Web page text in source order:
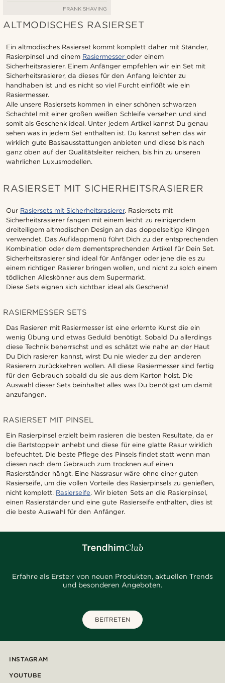
FRANK SHAVING
ALTMODISCHES RASIERSET
Ein altmodisches Rasierset kommt komplett daher mit Ständer,
Rasierpinsel und einem Rasiermesseroder einem
Sicherheitsrasierer. Einem Anfänger empfehlen wir ein Set mit
Sicherheitsrasierer, da dieses für den Anfang leichter zu
handhaben ist und es nicht so viel Furcht einflößt wie ein
Rasiermesser.
Alle unsere Rasiersets kommen in einer schönen schwarzen
Schachtel mit einer großen weißen Schleife versehen und sind
somit als Geschenk ideal. Unter jedem Artikel kannst Du genau
sehen was in jedem Set enthalten ist. Du kannst sehen das wir
wirklich gute Basisausstattungen anbieten und diese bis nach
ganz oben auf der Qualitätsleiter reichen, bis hin zu unseren
wahrlichen Luxusmodellen.
RASIERSET MIT SICHERHEITSRASIERER
Our Rasiersets mit Sicherheitsrasierer. Rasiersets mit
Sicherheitsrasierer fangen mit einem leicht zu reinigendem
dreiteiligem altmodischen Design an das doppelseitige Klingen
verwendet. Das Aufklappmenü führt Dich zu der entsprechenden
Kombination oder dem dementsprechenden Artikel für Dein Set.
Sicherheitsrasierer sind ideal für Anfänger oder jene die es zu
einem richtigen Rasierer bringen wollen, und nicht zu solch einem
tödlichen Alleskönner aus dem Supermarkt.
Diese Sets eignen sich sichtbar ideal als Geschenk!
RASIERMESSER SETS
Das Rasieren mit Rasiermesser ist eine erlernte Kunst die ein
wenig Übung und etwas Geduld benötigt. Sobald Du allerdings
diese Technik beherrschst und es schätzt wie nahe an der Haut
Du Dich rasieren kannst, wirst Du nie wieder zu den anderen
Rasierern zurückkehren wollen. All diese Rasiermesser sind fertig
für den Gebrauch sobald du sie aus dem Karton holst. Die
Auswahl dieser Sets beinhaltet alles was Du benötigst um damit
anzufangen.
RASIERSET MIT PINSEL
Ein Rasierpinsel erzielt beim rasieren die besten Resultate, da er
die Bartstoppeln anhebt und diese für eine glatte Rasur wirklich
befeuchtet. Die beste Pflege des Pinsels findet statt wenn man
diesen nach dem Gebrauch zum trocknen auf einen
Rasierständer hängt. Eine Nassrasur wäre ohne einer guten
Rasierseife, um die vollen Vorteile des Rasierpinsels zu genießen,
nicht komplett. Rasierseife. Wir bieten Sets an die Rasierpinsel,
einen Rasierständer und eine gute Rasierseife enthalten, dies ist
die beste Auswahl für den Anfänger.
Erfahre als Erste:r von neuen Produkten, aktuellen Trends
und besonderen Angeboten.
BEITRETEN
INSTAGRAM
YOUTUBE